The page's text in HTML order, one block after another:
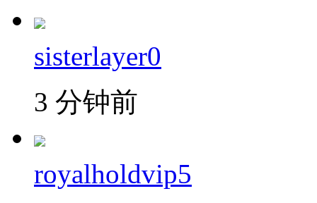
sisterlayer0
3 分钟前
royalholdvip5